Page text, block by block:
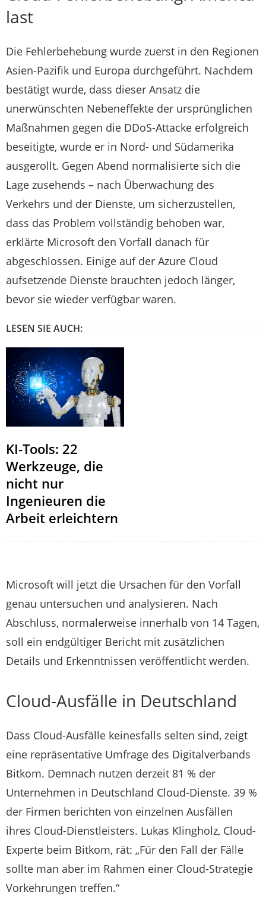
last
Die Fehlerbehebung wurde zuerst in den Regionen
Asien-Pazifik und Europa durchgeführt. Nachdem
bestätigt wurde, dass dieser Ansatz die
unerwünschten Nebeneffekte der ursprünglichen
Maßnahmen gegen die DDoS-Attacke erfolgreich
beseitigte, wurde er in Nord- und Südamerika
ausgerollt. Gegen Abend normalisierte sich die
Lage zusehends – nach Überwachung des
Verkehrs und der Dienste, um sicherzustellen,
dass das Problem vollständig behoben war,
erklärte Microsoft den Vorfall danach für
abgeschlossen. Einige auf der Azure Cloud
aufsetzende Dienste brauchten jedoch länger,
bevor sie wieder verfügbar waren.
LESEN SIE AUCH:
KI-Tools: 22
Werkzeuge, die
nicht nur
Ingenieuren die
Arbeit erleichtern
Microsoft will jetzt die Ursachen für den Vorfall
genau untersuchen und analysieren. Nach
Abschluss, normalerweise innerhalb von 14 Tagen,
soll ein endgültiger Bericht mit zusätzlichen
Details und Erkenntnissen veröffentlicht werden.
Cloud-Ausfälle in Deutschland
Dass Cloud-Ausfälle keinesfalls selten sind, zeigt
eine repräsentative Umfrage des Digitalverbands
Bitkom. Demnach nutzen derzeit 81 % der
Unternehmen in Deutschland Cloud-Dienste. 39 %
der Firmen berichten von einzelnen Ausfällen
ihres Cloud-Dienstleisters. Lukas Klingholz, Cloud-
Experte beim Bitkom, rät: „Für den Fall der Fälle
sollte man aber im Rahmen einer Cloud-Strategie
Vorkehrungen treffen.“